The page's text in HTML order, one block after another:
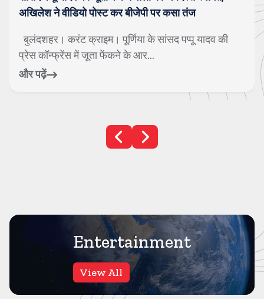
अखिलेश ने वीडियो पोस्ट कर बीजेपी पर कसा तंज
बुलंदशहर। करंट क्राइम। पूर्णिया के सांसद पप्पू यादव की
प्रेस कॉन्फ्रेंस में जूता फेंकने के आर...
और पढ़ें
Entertainment
View All